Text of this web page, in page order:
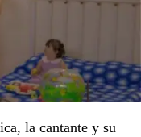
la cantante y su